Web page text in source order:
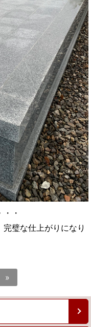
・
璧な仕上がりになり
»